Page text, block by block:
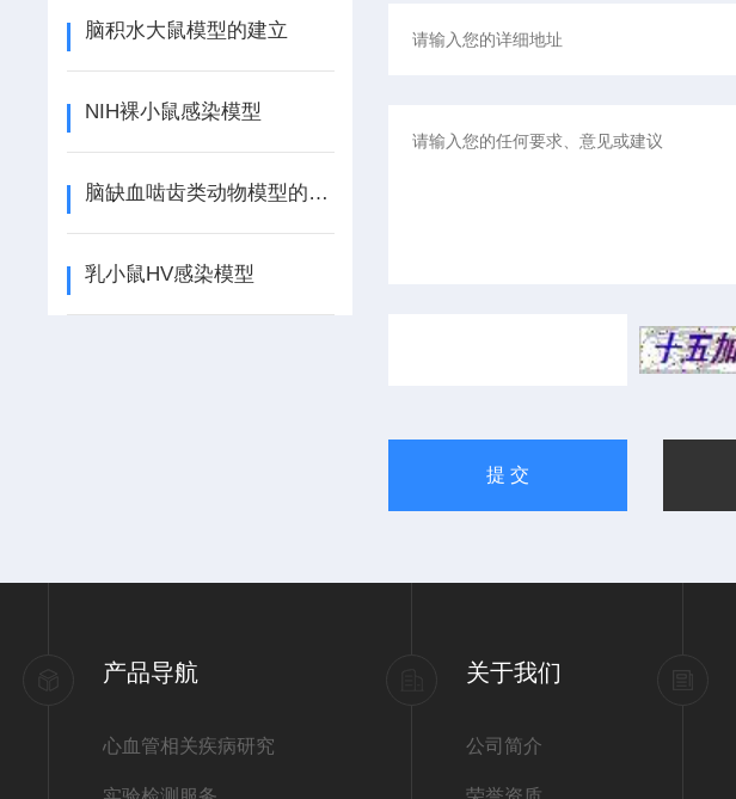
脑积水大鼠模型的建立
NIH裸小鼠感染模型
脑缺血啮齿类动物模型的制备方法
乳小鼠HV感染模型
产品导航
心血管相关疾病研究
关于我们
公司简介